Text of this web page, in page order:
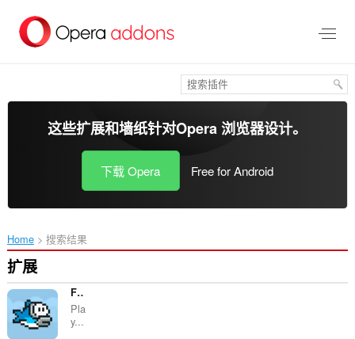
这些扩展和墙纸针对Opera 浏览器设计。
下载 Opera Free for Android
Home 搜索结果
扩展
FlappyBird
Pla
y...